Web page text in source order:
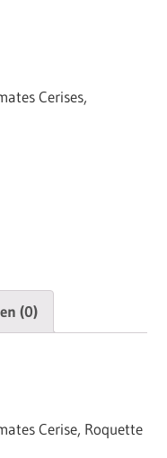
Cerises,
(0)
Cerise, Roquette